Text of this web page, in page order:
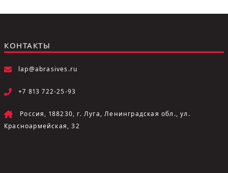
КОНТАКТЫ
lap@abrasives.ru
+7 813 722-25-93
Россия, 188230, г. Луга, Ленинградская обл., ул.
Красноармейская, 32